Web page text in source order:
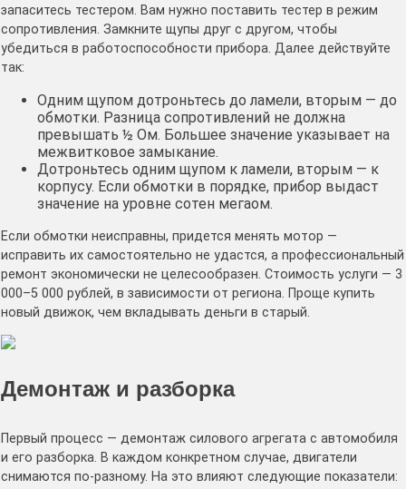
запаситесь тестером. Вам нужно поставить тестер в режим
сопротивления. Замкните щупы друг с другом, чтобы
убедиться в работоспособности прибора. Далее действуйте
так:
Одним щупом дотроньтесь до ламели, вторым — до
обмотки. Разница сопротивлений не должна
превышать ½ Ом. Большее значение указывает на
межвитковое замыкание.
Дотроньтесь одним щупом к ламели, вторым — к
корпусу. Если обмотки в порядке, прибор выдаст
значение на уровне сотен мегаом.
Если обмотки неисправны, придется менять мотор —
исправить их самостоятельно не удастся, а профессиональный
ремонт экономически не целесообразен. Стоимость услуги — 3
000–5 000 рублей, в зависимости от региона. Проще купить
новый движок, чем вкладывать деньги в старый.
Демонтаж и разборка
Первый процесс — демонтаж силового агрегата с автомобиля
и его разборка. В каждом конкретном случае, двигатели
снимаются по-разному. На это влияют следующие показатели: